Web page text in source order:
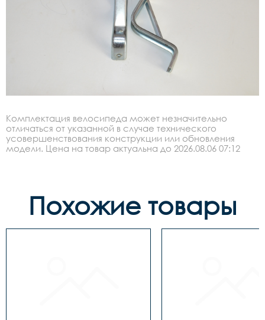
Комплектация велосипеда может незначительно
отличаться от указанной в случае технического
усовершенствования конструкции или обновления
модели. Цена на товар актуальна до 2026.08.06 07:12
Похожие товары